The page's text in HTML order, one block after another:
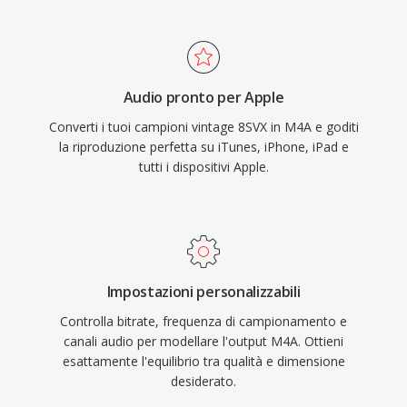
nativamente — mentre il supporto di terze
parti comprende VLC, foobar2000, Android e la
maggior parte dei sistemi di infotainment
automobilistici. Tre benefici tangibili
definiscono il formato: efficienza di codifica
superiore rispetto ai codec lossy precedenti,
dual-mode che serve sia flussi di lavoro lossy
Audio pronto per Apple
Converti i tuoi campioni vintage 8SVX in M4A e goditi
la riproduzione perfetta su iTunes, iPhone, iPad e
tutti i dispositivi Apple.
Impostazioni personalizzabili
Controlla bitrate, frequenza di campionamento e
canali audio per modellare l'output M4A. Ottieni
esattamente l'equilibrio tra qualità e dimensione
desiderato.